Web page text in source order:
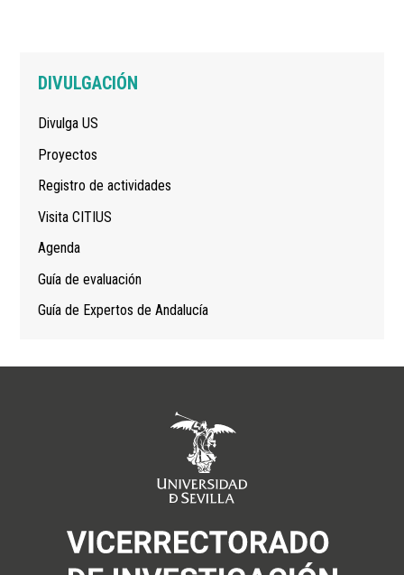
Navegación
DIVULGACIÓN
Divulga US
Proyectos
Registro de actividades
Visita CITIUS
Agenda
Guía de evaluación
Guía de Expertos de Andalucía